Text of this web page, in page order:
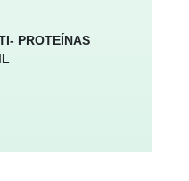
PROTEÍNAS